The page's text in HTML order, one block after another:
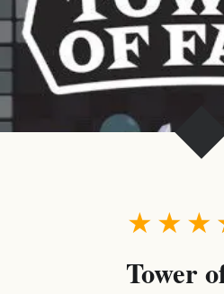
★
★
★
Tower